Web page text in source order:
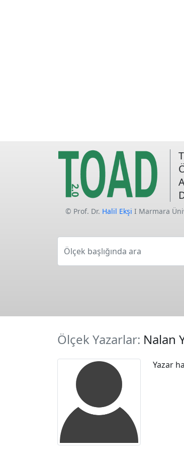
© Prof. Dr. Halil Ekşi I Marmara
Ölçek başlığında ara
Ölçek Yazarlar: Nalan
Yazar